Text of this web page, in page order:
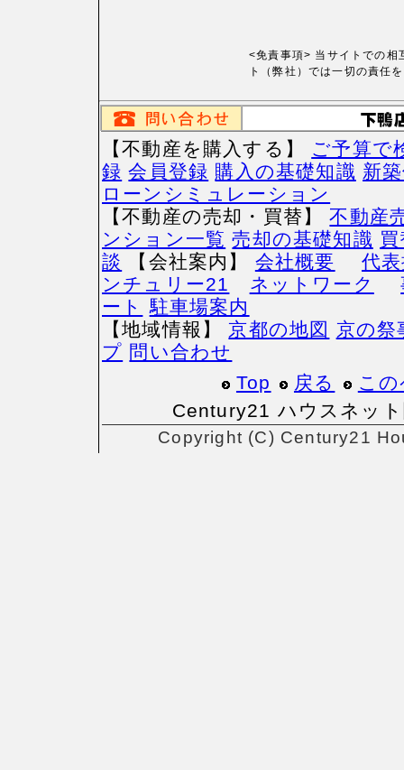
<免責事項> 当サイトでの相
ト（弊社）では一切の責任
【不動産を購入する】 ご予算で
録 会員登録 購入の基礎知識 新
ローンシミュレーション
【不動産の売却・買替】不動産
ンション一覧 売却の基礎知識
談 【会社案内】 会社概要
代
ンチュリー21
ネットワーク
ート
駐車場案内
【地域情報】 京都の地図 京の祭
プ 問い合わせ
Top
戻る
こ
Century21 ハウスネッ
Copyright (C) Century21